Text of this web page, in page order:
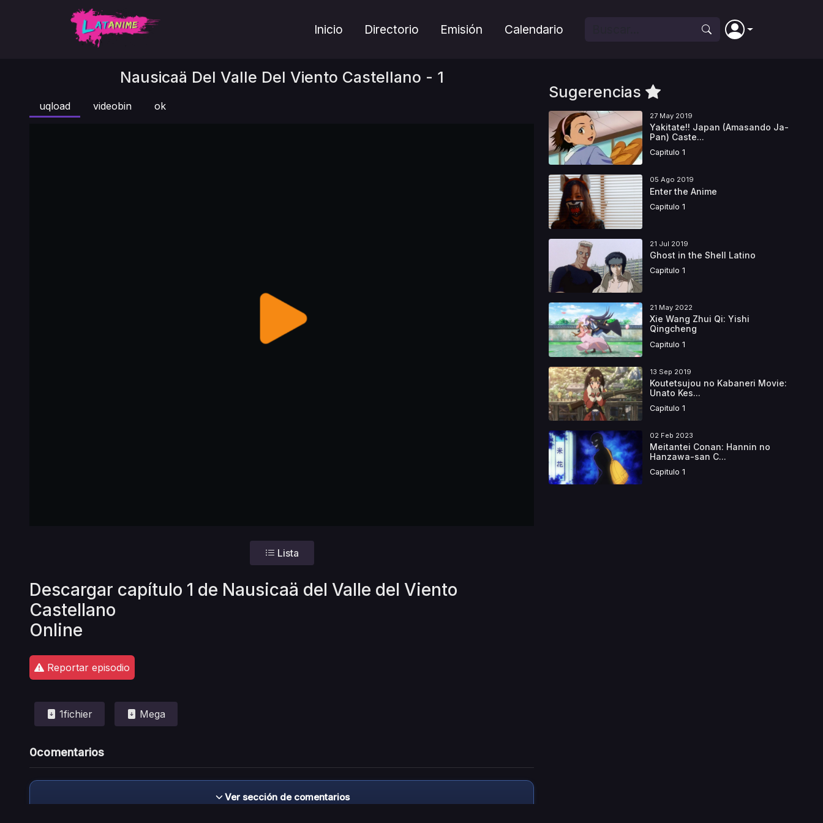
Inicio Directorio Emisión Calendario
Nausicaä Del Valle Del Viento Castellano - 1
uqload videobin ok
Lista
Descargar capítulo 1 de Nausicaä del Valle del Viento
Castellano
Online
Reportar episodio
1fichier Mega
0comentarios
Ver sección de comentarios
Sugerencias
27 May 2019
Yakitate!! Japan (Amasando Ja-
Pan) Caste...
Capitulo 1
05 Ago 2019
Enter the Anime
Capitulo 1
21 Jul 2019
Ghost in the Shell Latino
Capitulo 1
21 May 2022
Xie Wang Zhui Qi: Yishi
Qingcheng
Capitulo 1
13 Sep 2019
Koutetsujou no Kabaneri Movie:
Unato Kes...
Capitulo 1
02 Feb 2023
Meitantei Conan: Hannin no
Hanzawa-san C...
Capitulo 1